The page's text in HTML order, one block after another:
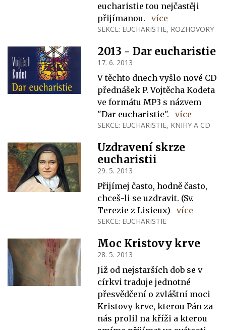
eucharistie tou nejčastěji
přijímanou.
více
SEKCE: EUCHARISTIE, ROZHOVORY
2013 - Dar eucharistie
17. 6. 2013
V těchto dnech vyšlo nové CD
přednášek P. Vojtěcha Kodeta
ve formátu MP3 s názvem
"Dar eucharistie".
více
SEKCE: EUCHARISTIE, KNIHY A CD
Uzdravení skrze
eucharistii
29. 5. 2013
Přijímej často, hodně často,
chceš-li se uzdravit. (Sv.
Terezie z Lisieux)
více
SEKCE: EUCHARISTIE
Moc Kristovy krve
28. 5. 2013
Již od nejstarších dob se v
církvi traduje jednotné
přesvědčení o zvláštní moci
Kristovy krve, kterou Pán za
nás prolil na kříži a kterou